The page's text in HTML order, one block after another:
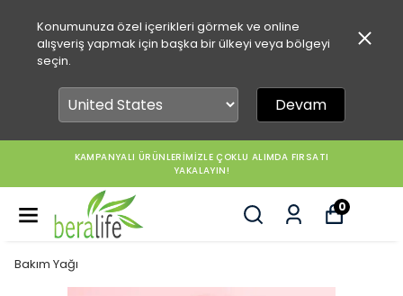
Konumunuza özel içerikleri görmek ve online
alışveriş yapmak için başka bir ülkeyi veya bölgeyi
seçin.
Devam
KAMPANYALI ÜRÜNLERİMİZLE ÇOKLU ALIMDA FIRSATI
YAKALAYIN!
0
Bakım Yağı